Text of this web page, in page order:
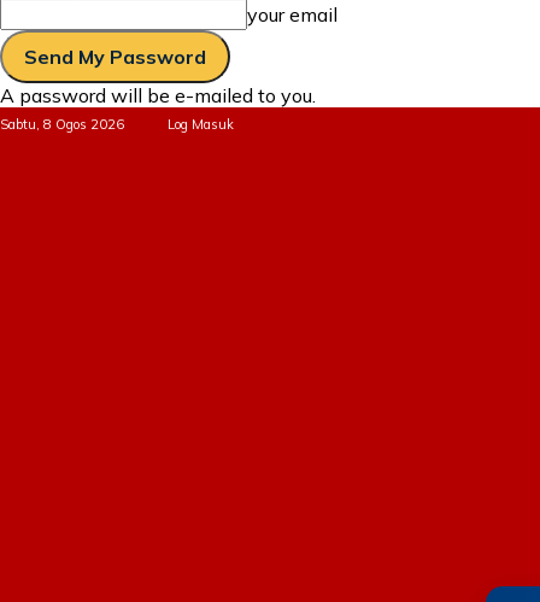
your email
A password will be e-mailed to you.
Sabtu, 8 Ogos 2026 Log Masuk